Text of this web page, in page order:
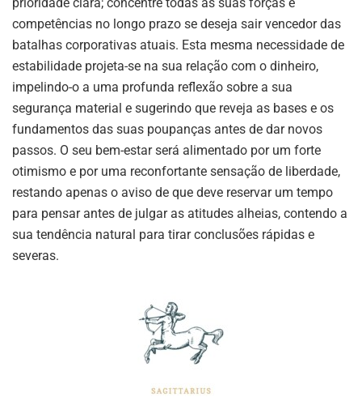
competências no longo prazo se deseja sair vencedor das
batalhas corporativas atuais. Esta mesma necessidade de
estabilidade projeta-se na sua relação com o dinheiro,
impelindo-o a uma profunda reflexão sobre a sua
segurança material e sugerindo que reveja as bases e os
fundamentos das suas poupanças antes de dar novos
passos. O seu bem-estar será alimentado por um forte
otimismo e por uma reconfortante sensação de liberdade,
restando apenas o aviso de que deve reservar um tempo
para pensar antes de julgar as atitudes alheias, contendo a
sua tendência natural para tirar conclusões rápidas e
severas.